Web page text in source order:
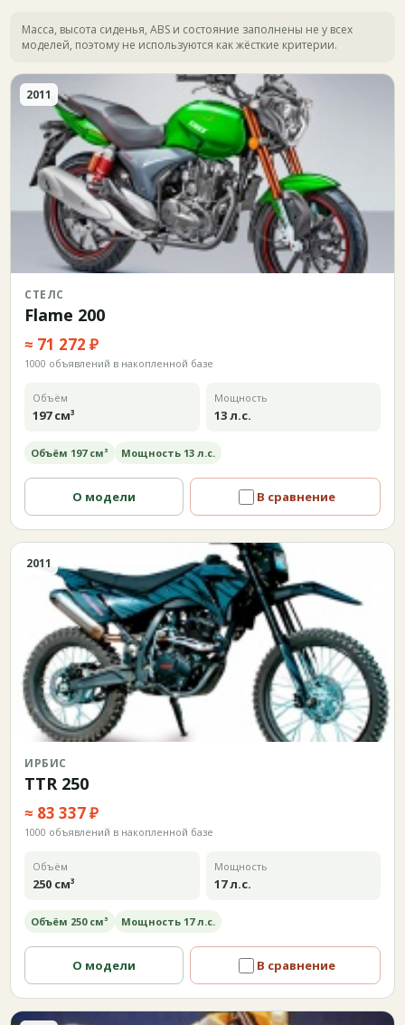
Масса, высота сиденья, ABS и состояние заполнены не у всех
моделей, поэтому не используются как жёсткие критерии.
2011
СТЕЛС
Flame 200
≈ 71 272 ₽
1000 объявлений в накопленной базе
Объём
197 см³
Мощность
13 л.с.
Объём 197 см³ Мощность 13 л.с.
О модели В сравнение
2011
ИРБИС
TTR 250
≈ 83 337 ₽
1000 объявлений в накопленной базе
Объём
250 см³
Мощность
17 л.с.
Объём 250 см³ Мощность 17 л.с.
О модели В сравнение